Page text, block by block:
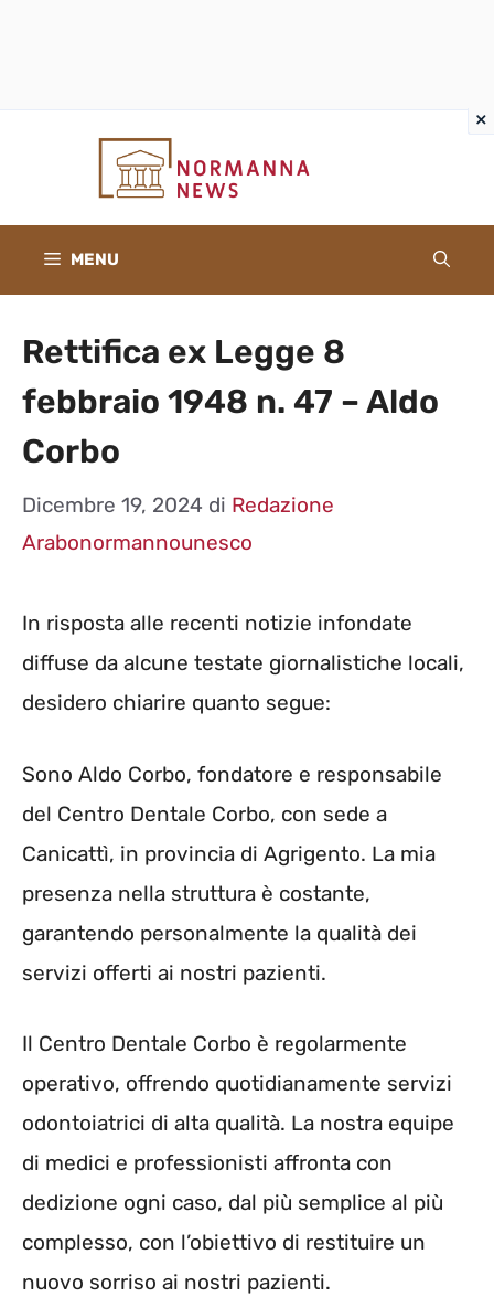
×
MENU
Rettifica ex Legge 8
febbraio 1948 n. 47 – Aldo
Corbo
Dicembre 19, 2024 di Redazione
Arabonormannounesco
In risposta alle recenti notizie infondate
diffuse da alcune testate giornalistiche locali,
desidero chiarire quanto segue:
Sono Aldo Corbo, fondatore e responsabile
del Centro Dentale Corbo, con sede a
Canicattì, in provincia di Agrigento. La mia
presenza nella struttura è costante,
garantendo personalmente la qualità dei
servizi offerti ai nostri pazienti.
Il Centro Dentale Corbo è regolarmente
operativo, offrendo quotidianamente servizi
odontoiatrici di alta qualità. La nostra equipe
di medici e professionisti affronta con
dedizione ogni caso, dal più semplice al più
complesso, con l’obiettivo di restituire un
nuovo sorriso ai nostri pazienti.
×